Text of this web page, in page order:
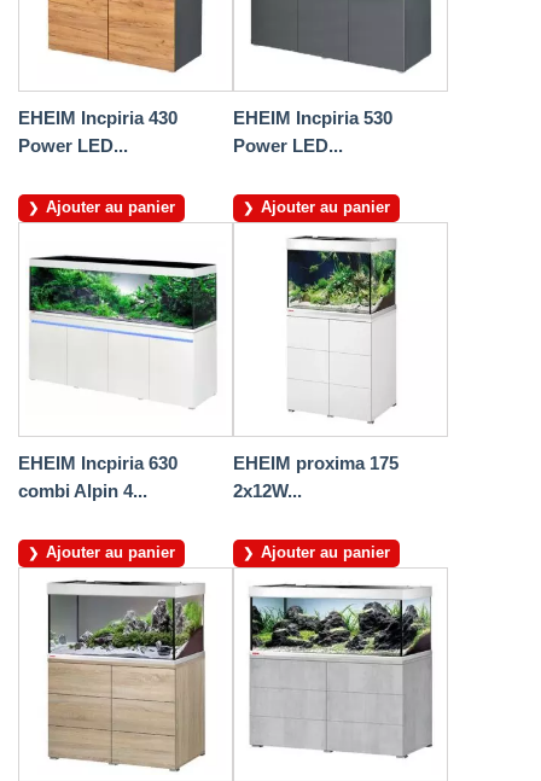
EHEIM Incpiria 430
Power LED...
Ajouter au panier
EHEIM Incpiria 530
Power LED...
Ajouter au panier
EHEIM Incpiria 630
combi Alpin 4...
Ajouter au panier
EHEIM proxima 175
2x12W...
Ajouter au panier